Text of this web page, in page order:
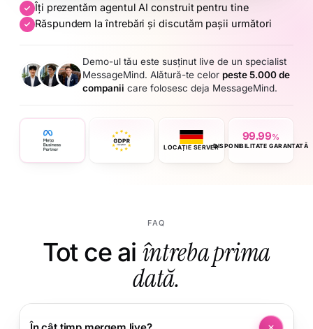
Îți prezentăm agentul AI construit pentru tine
Răspundem la întrebări și discutăm pașii următori
Demo-ul tău este susținut live de un specialist
MessageMind. Alătură-te celor peste 5.000 de
companii care folosesc deja MessageMind.
LOCAȚIE SERVER
99.99%
DISPONIBILITATE GARANTATĂ
FAQ
Tot ce ai întreba prima
dată.